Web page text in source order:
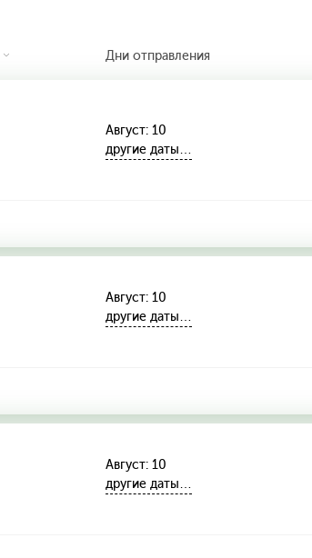
Дни отправления
Август: 10
другие даты…
Август: 10
другие даты…
Август: 10
другие даты…